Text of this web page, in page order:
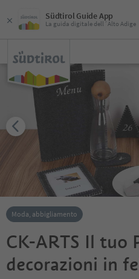
Südtirol Guide App
La guida digitale dell´Alto Adige
Moda, abbigliamento
CK-ARTS Il tuo
decorazioni in